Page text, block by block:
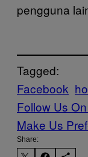
pengguna
Tagged:
Facebook
Follow Us
Make Us
Share: